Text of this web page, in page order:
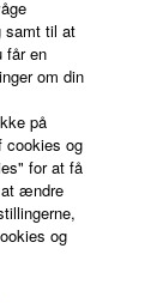
samt til at
får en
om din
på
cookies og
for at få
at ændre
og